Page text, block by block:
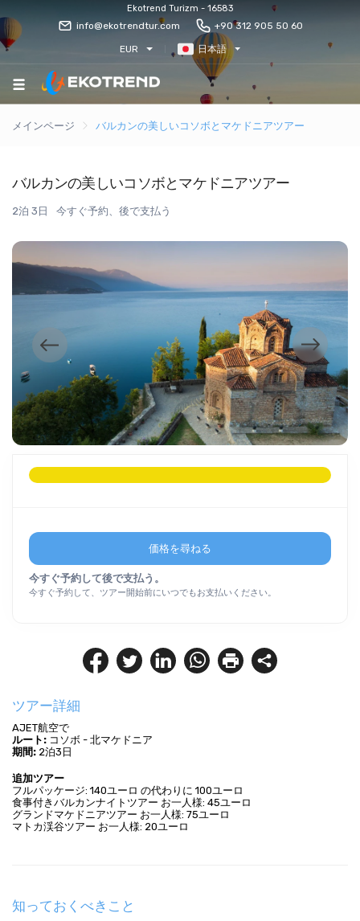
Ekotrend Turizm - 16583
info@ekotrendtur.com +90 312 905 50 60
EUR 日本語
メインページ バルカンの美しいコソボとマケドニアツアー
ツアー詳細
AJET航空で
ルート: コソボ - 北マケドニア
期間: 2泊3日
追加ツアー
フルパッケージ: 140ユーロ の代わりに 100ユーロ
食事付きバルカンナイトツアー お一人様: 45ユーロ
グランドマケドニアツアー お一人様: 75ユーロ
マトカ渓谷ツアー お一人様: 20ユーロ
知っておくべきこと
バルカンの美しいコソボとマケドニアツアー
2泊 3日 今すぐ予約、後で支払う
価格を尋ねる
今すぐ予約して後で支払う。
今すぐ予約して、ツアー開始前にいつでもお支払いください。